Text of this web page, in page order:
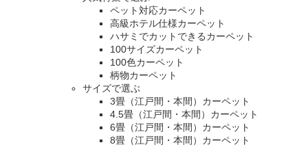
ペット対応カーペット
高級ホテル仕様カーペット
ハサミでカットできるカーペット
100サイズカーペット
100色カーペット
柄物カーペット
サイズで選ぶ
3畳（江戸間・本間）カーペット
4.5畳（江戸間・本間）カーペット
6畳（江戸間・本間）カーペット
8畳（江戸間・本間）カーペット